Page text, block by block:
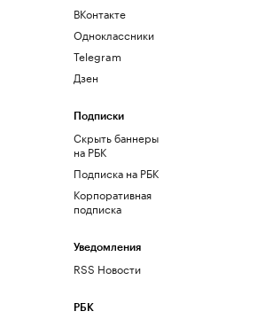
ВКонтакте
Одноклассники
Telegram
Дзен
Подписки
Скрыть баннеры
на РБК
Подписка на РБК
Корпоративная
подписка
Уведомления
RSS Новости
РБК